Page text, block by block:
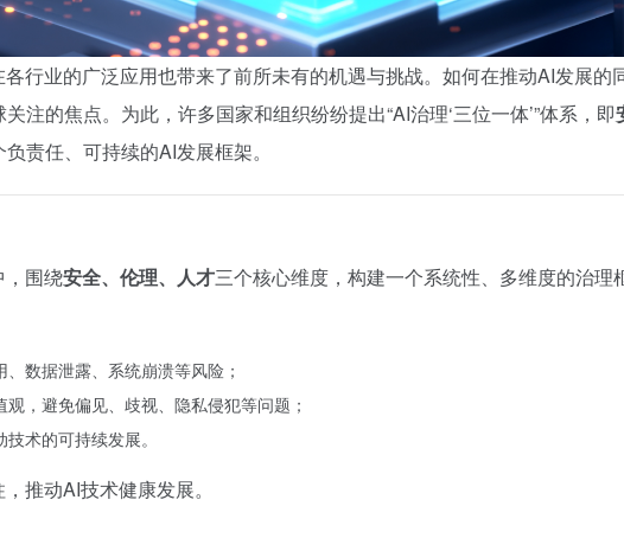
行业的广泛应用也带来了前所未有的机遇与挑战。如何在推动AI发展的
注的焦点。为此，许多国家和组织纷纷提出“AI治理‘三位一体’”体系，即
责任、可持续的AI发展框架。
，围绕安全、伦理、人才三个核心维度，构建一个系统性、多维度的治理
数据泄露、系统崩溃等风险；
，避免偏见、歧视、隐私侵犯等问题；
术的可持续发展。
推动AI技术健康发展。